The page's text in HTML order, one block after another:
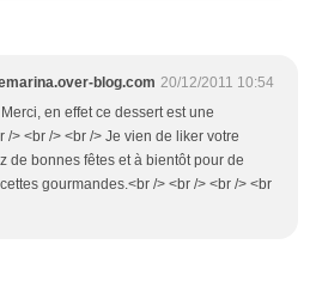
blog.com 20/12/2011 10:54
en effet ce dessert est une
/> <br /> <br /> Je vien de liker votre
de bonnes fêtes et à bientôt pour de
gourmandes.<br /> <br /> <br /> <br